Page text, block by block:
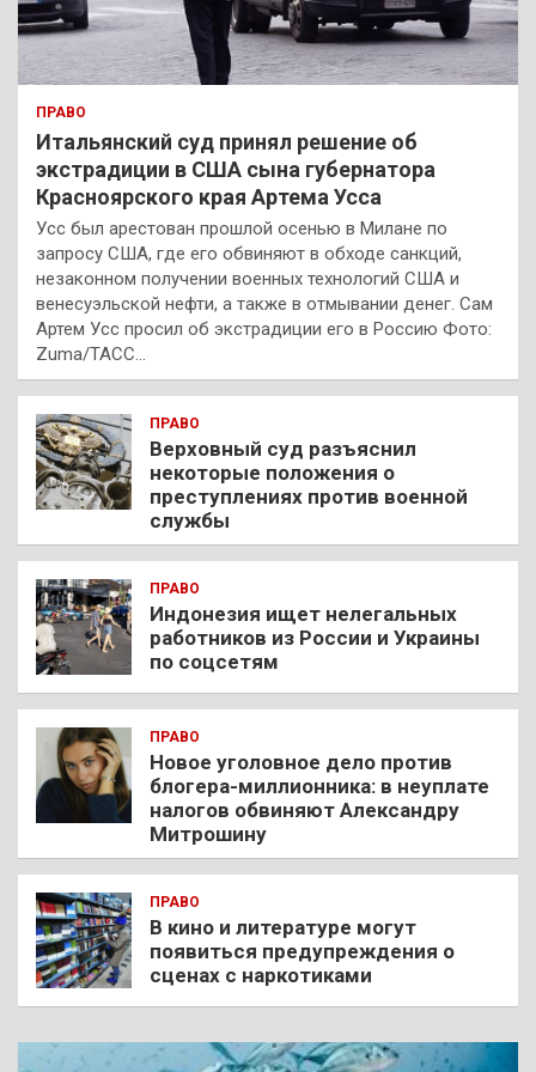
ПРАВО
Итальянский суд принял решение об
экстрадиции в США сына губернатора
Красноярского края Артема Усса
Усс был арестован прошлой осенью в Милане по
запросу США, где его обвиняют в обходе санкций,
незаконном получении военных технологий США и
венесуэльской нефти, а также в отмывании денег. Сам
Артем Усс просил об экстрадиции его в Россию Фото:
Zuma/ТАСС…
ПРАВО
Верховный суд разъяснил
некоторые положения о
преступлениях против военной
службы
ПРАВО
Индонезия ищет нелегальных
работников из России и Украины
по соцсетям
ПРАВО
Новое уголовное дело против
блогера-миллионника: в неуплате
налогов обвиняют Александру
Митрошину
ПРАВО
В кино и литературе могут
появиться предупреждения о
сценах с наркотиками